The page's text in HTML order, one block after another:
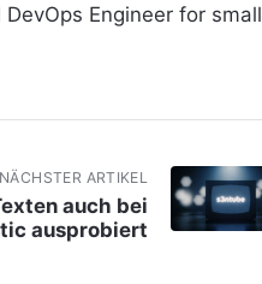
Engineer for small
NÄCHSTER ARTIKEL
auch bei
ausprobiert